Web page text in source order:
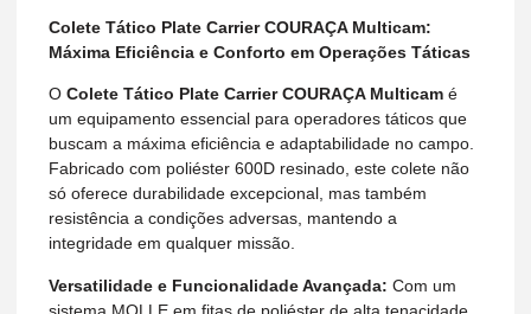
Colete Tático Plate Carrier COURAÇA Multicam:
Máxima Eficiência e Conforto em Operações Táticas
O Colete Tático Plate Carrier COURAÇA Multicam é
um equipamento essencial para operadores táticos que
buscam a máxima eficiência e adaptabilidade no campo.
Fabricado com poliéster 600D resinado, este colete não
só oferece durabilidade excepcional, mas também
resistência a condições adversas, mantendo a
integridade em qualquer missão.
Versatilidade e Funcionalidade Avançada: Com um
sistema MOLLE em fitas de poliéster de alta tenacidade,